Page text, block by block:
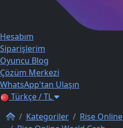
Hesabım
Siparişlerim
Oyuncu Blog
Çözüm Merkezi
WhatsApp'tan Ulaşın
Türkçe / TL
Kategoriler
Rise Online